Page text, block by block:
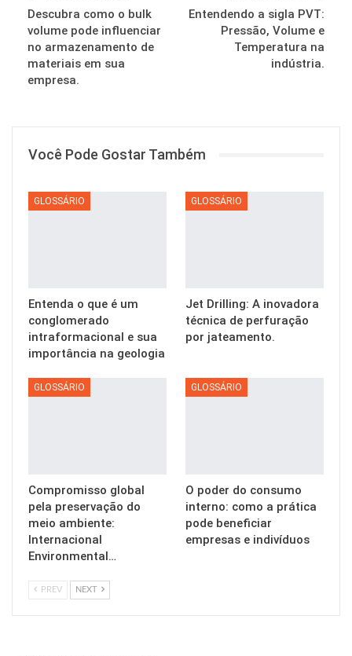
Descubra como o bulk
volume pode influenciar
no armazenamento de
materiais em sua
empresa.
Entendendo a sigla PVT:
Pressão, Volume e
Temperatura na
indústria.
Você Pode Gostar Também
GLOSSÁRIO
Entenda o que é um
conglomerado
intraformacional e sua
importância na geologia
GLOSSÁRIO
Jet Drilling: A inovadora
técnica de perfuração
por jateamento.
GLOSSÁRIO
Compromisso global
pela preservação do
meio ambiente:
Internacional
Environmental…
GLOSSÁRIO
O poder do consumo
interno: como a prática
pode beneficiar
empresas e indivíduos
PREV NEXT